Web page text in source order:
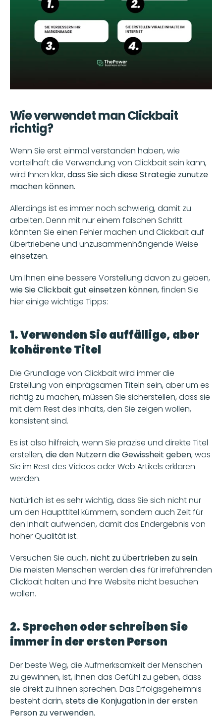
Wie verwendet man Clickbait
richtig?
Wenn Sie erst einmal verstanden haben, wie
vorteilhaft die Verwendung von Clickbait sein kann,
wird Ihnen klar, dass Sie sich diese Strategie zunutze
machen können.
Allerdings ist es immer noch schwierig, damit zu
arbeiten. Denn mit nur einem falschen Schritt
könnten Sie einen Fehler machen und Clickbait auf
übertriebene und unzusammenhängende Weise
einsetzen.
wie Sie Clickbait gut einsetzen können, finden Sie
hier einige wichtige Tipps:
1. Verwenden Sie auffällige, aber
kohärente Titel
Die Grundlage von Clickbait wird immer die
Erstellung von einprägsamen Titeln sein, aber um es
richtig zu machen, müssen Sie sicherstellen, dass sie
mit dem Rest des Inhalts, den Sie zeigen wollen,
konsistent sind.
Es ist also hilfreich, wenn Sie präzise und direkte Titel
erstellen, die den Nutzern die Gewissheit geben, was
Sie im Rest des Videos oder Web Artikels erklären
werden.
Natürlich ist es sehr wichtig, dass Sie sich nicht nur
um den Haupttitel kümmern, sondern auch Zeit für
den Inhalt aufwenden, damit das Endergebnis von
hoher Qualität ist.
Versuchen Sie auch,
Die meisten Menschen werden dies für irreführenden
Clickbait halten und Ihre Website nicht besuchen
wollen.
2. Sprechen oder schreiben Sie
immer in der ersten Person
Der beste Weg, die Aufmerksamkeit der Menschen
zu gewinnen, ist, ihnen das Gefühl zu geben, dass
sie direkt zu ihnen sprechen. Das Erfolgsgeheimnis
besteht darin, stets die Konjugation in der ersten
Person zu verwenden.